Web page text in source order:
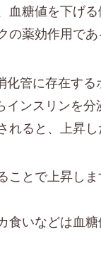
血糖値を下げる
薬効作用であ
管に存在する
ンスリンを分
れると、上昇
ことで上昇し
食いなどは血